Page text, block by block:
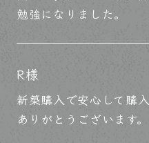
勉強になりました。
R様
新築購入で安心して購
ありがとうございます。